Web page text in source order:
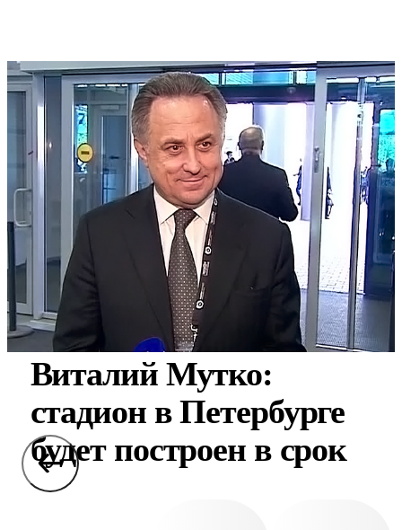
Виталий Мутко:
стадион в Петербурге
будет построен в срок